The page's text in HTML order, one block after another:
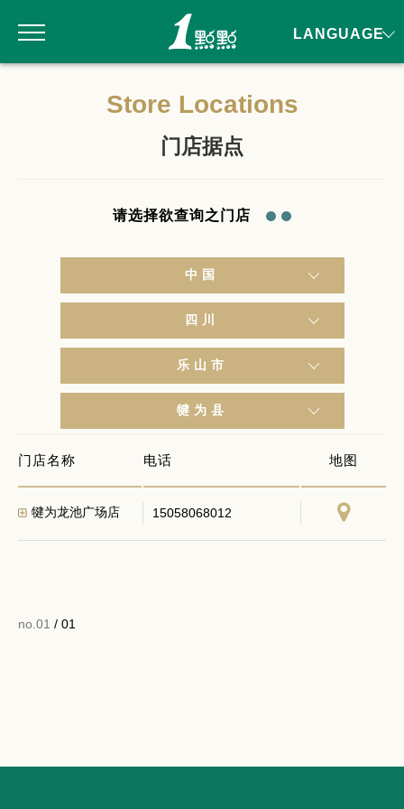
Store Locations
门店据点
请选择欲查询之门店
中国
四川
乐山市
犍为县
门店名称 电话 地图
犍为龙池广场店 15058068012
no.01 / 01
LANGUAGE